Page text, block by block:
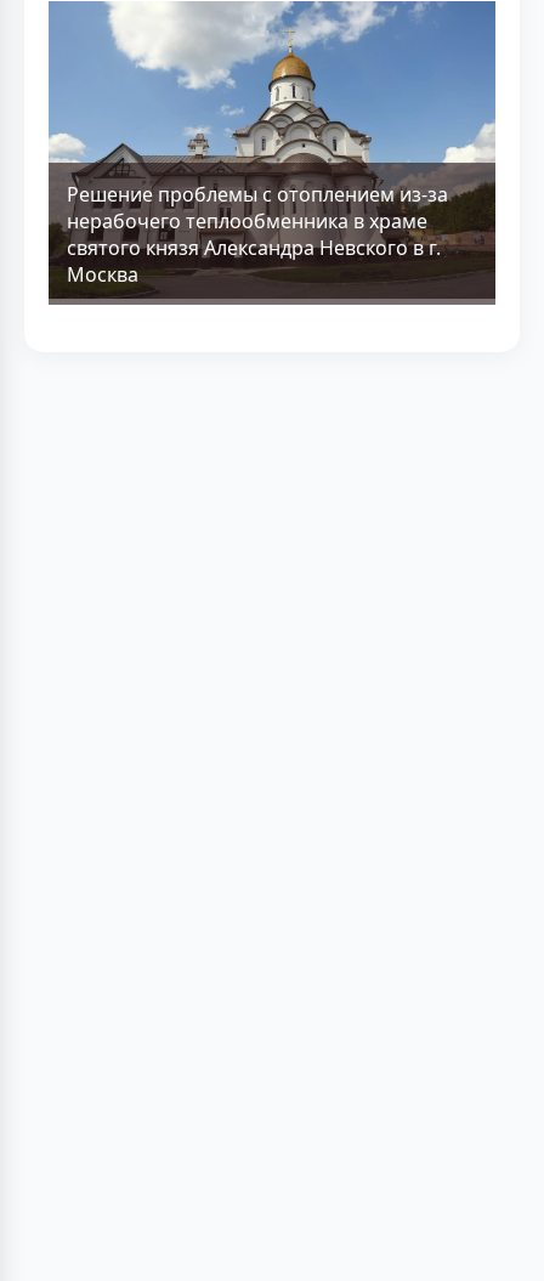
Решение проблемы с отоплением из-за
нерабочего теплообменника в храме
святого князя Александра Невского в г.
Москва